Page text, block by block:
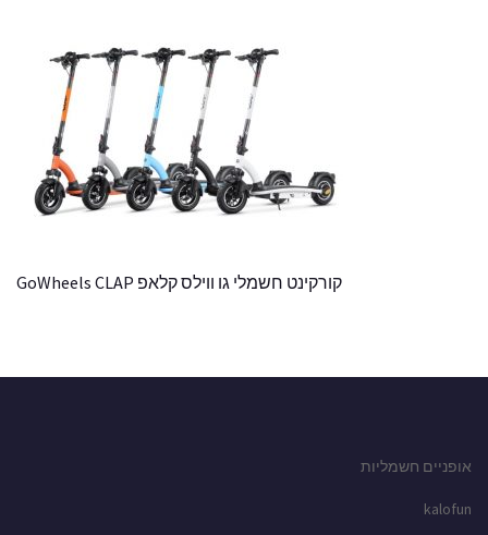
קורקינט חשמלי גו ווילס קלאפ GoWheels CLAP
אופניים חשמליות
kalofun